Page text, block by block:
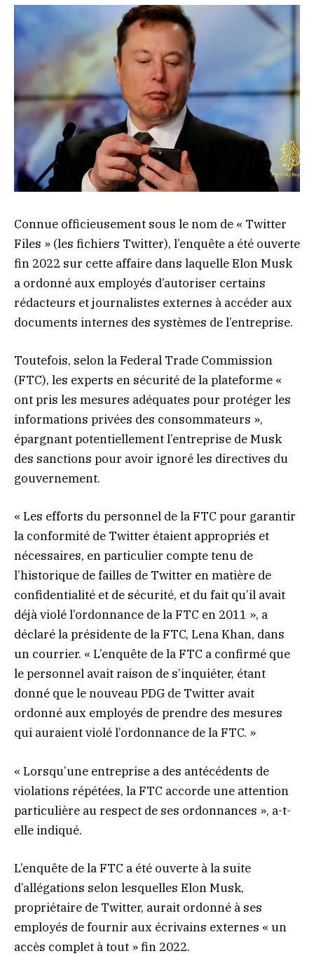
Connue officieusement sous le nom de « Twitter
Files » (les fichiers Twitter), l’enquête a été ouverte
fin 2022 sur cette affaire dans laquelle Elon Musk
a ordonné aux employés d’autoriser certains
rédacteurs et journalistes externes à accéder aux
documents internes des systèmes de l’entreprise.
Toutefois, selon la Federal Trade Commission
(FTC), les experts en sécurité de la plateforme «
ont pris les mesures adéquates pour protéger les
informations privées des consommateurs »,
épargnant potentiellement l’entreprise de Musk
des sanctions pour avoir ignoré les directives du
gouvernement.
« Les efforts du personnel de la FTC pour garantir
la conformité de Twitter étaient appropriés et
nécessaires, en particulier compte tenu de
l’historique de failles de Twitter en matière de
confidentialité et de sécurité, et du fait qu’il avait
déjà violé l’ordonnance de la FTC en 2011 », a
déclaré la présidente de la FTC, Lena Khan, dans
un courrier. « L’enquête de la FTC a confirmé que
le personnel avait raison de s’inquiéter, étant
donné que le nouveau PDG de Twitter avait
ordonné aux employés de prendre des mesures
qui auraient violé l’ordonnance de la FTC. »
« Lorsqu’une entreprise a des antécédents de
violations répétées, la FTC accorde une attention
particulière au respect de ses ordonnances », a-t-
elle indiqué.
L’enquête de la FTC a été ouverte à la suite
d’allégations selon lesquelles Elon Musk,
propriétaire de Twitter, aurait ordonné à ses
employés de fournir aux écrivains externes « un
accès complet à tout » fin 2022.